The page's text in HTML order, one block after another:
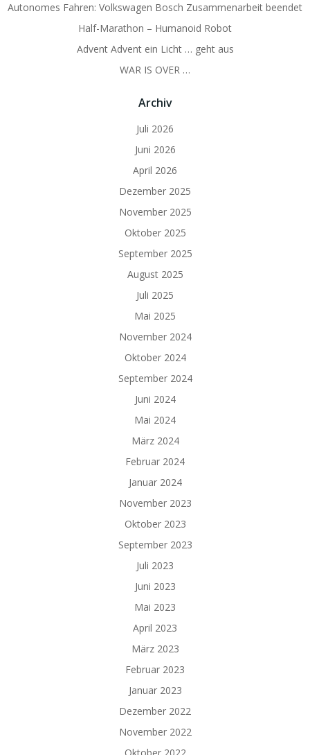
Autonomes Fahren: Volkswagen Bosch Zusammenarbeit beendet
Half-Marathon – Humanoid Robot
Advent Advent ein Licht … geht aus
WAR IS OVER …
Archiv
Juli 2026
Juni 2026
April 2026
Dezember 2025
November 2025
Oktober 2025
September 2025
August 2025
Juli 2025
Mai 2025
November 2024
Oktober 2024
September 2024
Juni 2024
Mai 2024
März 2024
Februar 2024
Januar 2024
November 2023
Oktober 2023
September 2023
Juli 2023
Juni 2023
Mai 2023
April 2023
März 2023
Februar 2023
Januar 2023
Dezember 2022
November 2022